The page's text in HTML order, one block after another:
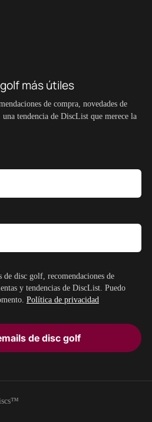
más útiles
de compra, novedades de
tendencia de DiscList que merece la
de disc golf, recomendaciones de
y tendencias de DiscList. Puedo
Política de privacidad
de disc golf